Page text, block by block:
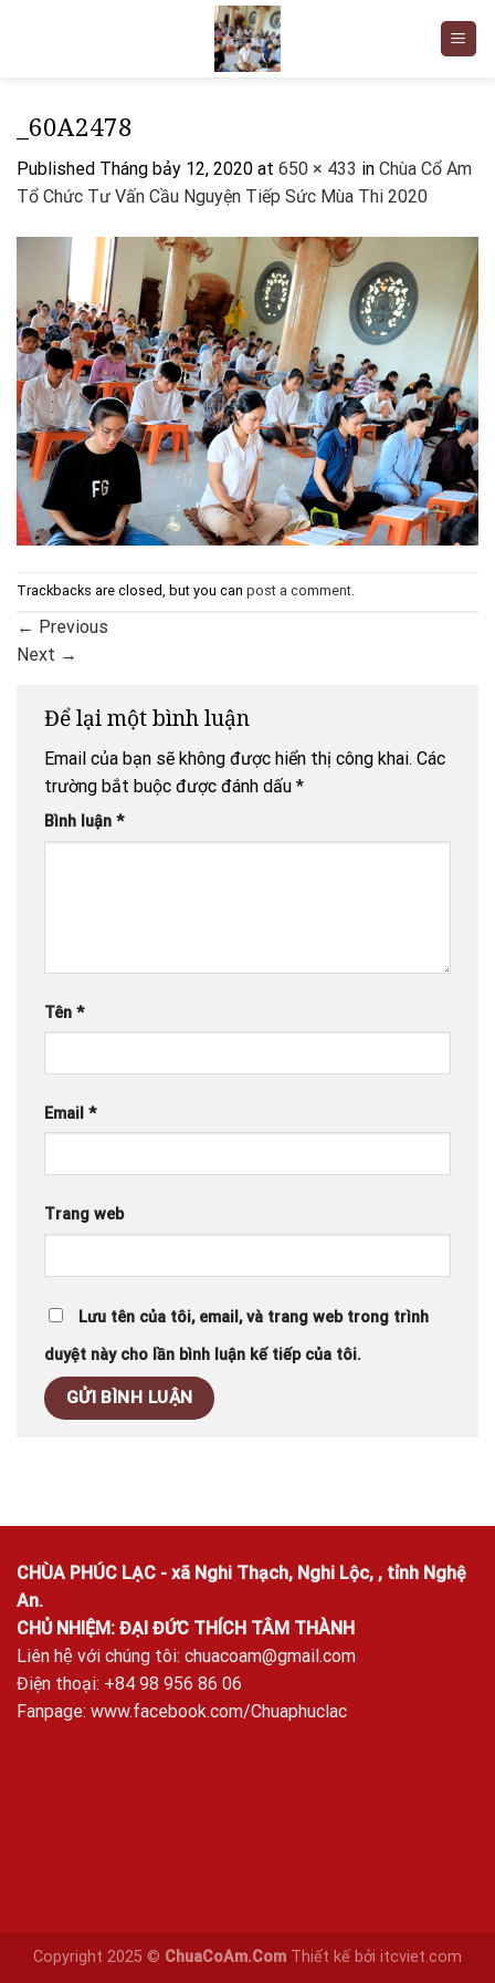
_60A2478
Published Tháng bảy 12, 2020 at 650 × 433 in Chùa Cổ Am
Tổ Chức Tư Vấn Cầu Nguyện Tiếp Sức Mùa Thi 2020
Trackbacks are closed, but you can post a comment.
← Previous
Next →
Để lại một bình luận
Email của bạn sẽ không được hiển thị công khai. Các
trường bắt buộc được đánh dấu *
Bình luận *
Tên *
Email *
Trang web
Lưu tên của tôi, email, và trang web trong trình
duyệt này cho lần bình luận kế tiếp của tôi.
CHÙA PHÚC LẠC - xã Nghi Thạch, Nghi Lộc, , tỉnh Nghệ
An.
CHỦ NHIỆM: ĐẠI ĐỨC THÍCH TÂM THÀNH
Liên hệ với chúng tôi: chuacoam@gmail.com
Điện thoại: +84 98 956 86 06
Fanpage: www.facebook.com/Chuaphuclac
Copyright 2025 © ChuaCoAm.Com Thiết kế bởi itcviet.com